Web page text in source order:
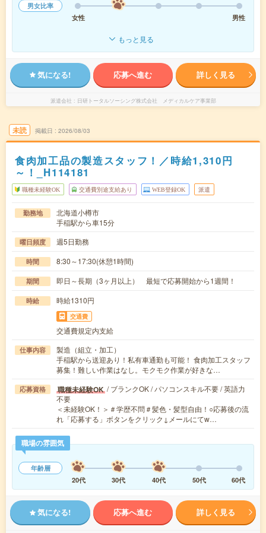
男女比率
女性
男性
もっと見る
気になる! 応募へ進む 詳しく見る
派遣会社 日研トータルソーシング株式会社 メディカルケア事業部
未読 掲載日 2026/08/03
食肉加工品の製造スタッフ！／時給1,310円
～！_H114181
職種未経験OK 交通費別途支給あり WEB登録OK 派遣
勤務地
北海道小樽市
手稲駅から車15分
曜日頻度 週5日勤務
時間 8:30～17:30(休憩1時間)
期間 即日～長期（3ヶ月以上） 最短で応募開始から1週間！
時給 時給1310円
交通費
交通費規定内支給
仕事内容
製造（組立・加工）
手稲駅から送迎あり！私有車通勤も可能！ 食肉加工スタッフ
募集！難しい作業はなし。モクモク作業が好きな…
応募資格 職種未経験OK / ブランクOK / パソコンスキル不要 / 英語力
不要
＜未経験OK！＞＃学歴不問＃髪色・髪型自由！○応募後の流
れ「応募する」ボタンをクリック↓メールにてw…
職場の雰囲気
年齢層
20代
30代 40代 50代 60代
気になる! 応募へ進む 詳しく見る